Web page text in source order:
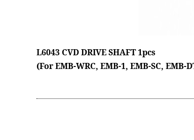
L6043 CVD DRIVE SHAFT 1pcs
(For EMB-WRC, EMB-1, EMB-SC, EMB-